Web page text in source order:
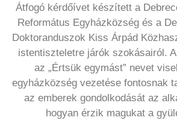
Átfogó kérdőívet készített a
Református Egyházközség és a
Doktoranduszok Kiss Árpád
istentiszteletre járók szokásairól.
az „Értsük egymást” nevet
egyházközség vezetése fontosnak
az emberek gondolkodását az
hogyan érzik magukat a